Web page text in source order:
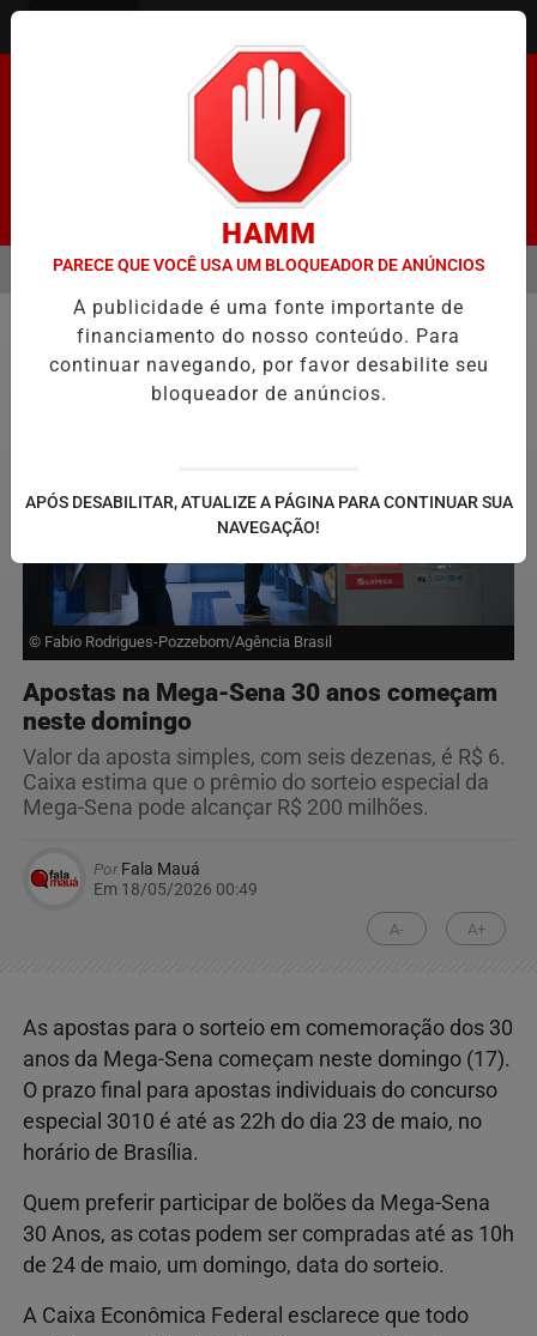
Pesquisar Notícia
FACILITA COOPTAÇÃO DO BANCO CENTRAL, DIZEM
EM ALTA
MENU
© Fabio Rodrigues-Pozzebom/Agência Brasil
Apostas na Mega-Sena 30 anos começam
neste domingo
Valor da aposta simples, com seis dezenas, é R$ 6.
Caixa estima que o prêmio do sorteio especial da
Mega-Sena pode alcançar R$ 200 milhões.
PorFala Mauá
Em 18/05/2026 00:49
A- A+
As apostas para o sorteio em comemoração dos 30
anos da Mega-Sena começam neste domingo (17).
O prazo final para apostas individuais do concurso
especial 3010 é até as 22h do dia 23 de maio, no
horário de Brasília.
Quem preferir participar de bolões da Mega-Sena
30 Anos, as cotas podem ser compradas até as 10h
de 24 de maio, um domingo, data do sorteio.
A Caixa Econômica Federal esclarece que todo
HAMM
PARECE QUE VOCÊ USA UM BLOQUEADOR DE ANÚNCIOS
A publicidade é uma fonte importante de
financiamento do nosso conteúdo. Para
continuar navegando, por favor desabilite seu
bloqueador de anúncios.
APÓS DESABILITAR, ATUALIZE A PÁGINA PARA CONTINUAR SUA
NAVEGAÇÃO!